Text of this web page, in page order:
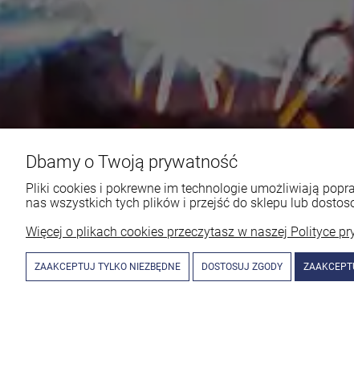
Dbamy o Twoją prywatność
Pliki cookies i pokrewne im technologie umożliwiają
nas wszystkich tych plików i przejść do sklepu lub
Więcej o plikach cookies przeczytasz w naszej Polityce
ZAAKCEPTUJ TYLKO NIEZBĘDNE DOSTOSUJ ZGODY